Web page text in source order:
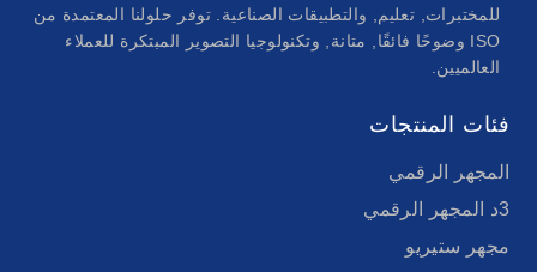
للمختبرات, تعليم, والتطبيقات الصناعية. توفر حلولنا المعتمدة من
ISO وضوحًا فائقًا, متانة, وتكنولوجيا التصوير المبتكرة للعملاء
العالميين.
فئات المنتجات
المجهر الرقمي
3د المجهر الرقمي
مجهر ستيريو